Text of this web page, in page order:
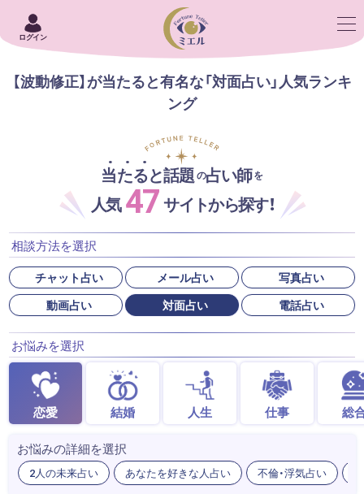
ログイン
【波動修正】が当たると有名な「対面占い」人気ランキ
ング
当たると話題の占い師を
人気47サイトから探す！
相談方法を選択
チャット占い メール占い
写真占い
動画占い
対面占い 電話占い
お悩みを選択
恋愛 結婚 人生 仕事 総
お悩みの詳細を選択
2人の未来占い あなたを好きな人占い 不倫・浮気占い